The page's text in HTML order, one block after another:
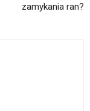
zamykania ran?